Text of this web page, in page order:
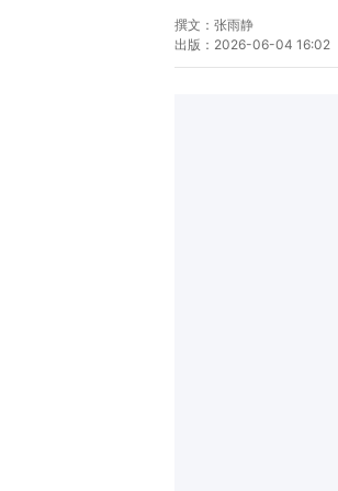
撰文： 张雨静
出版： 2026-06-04 16:02